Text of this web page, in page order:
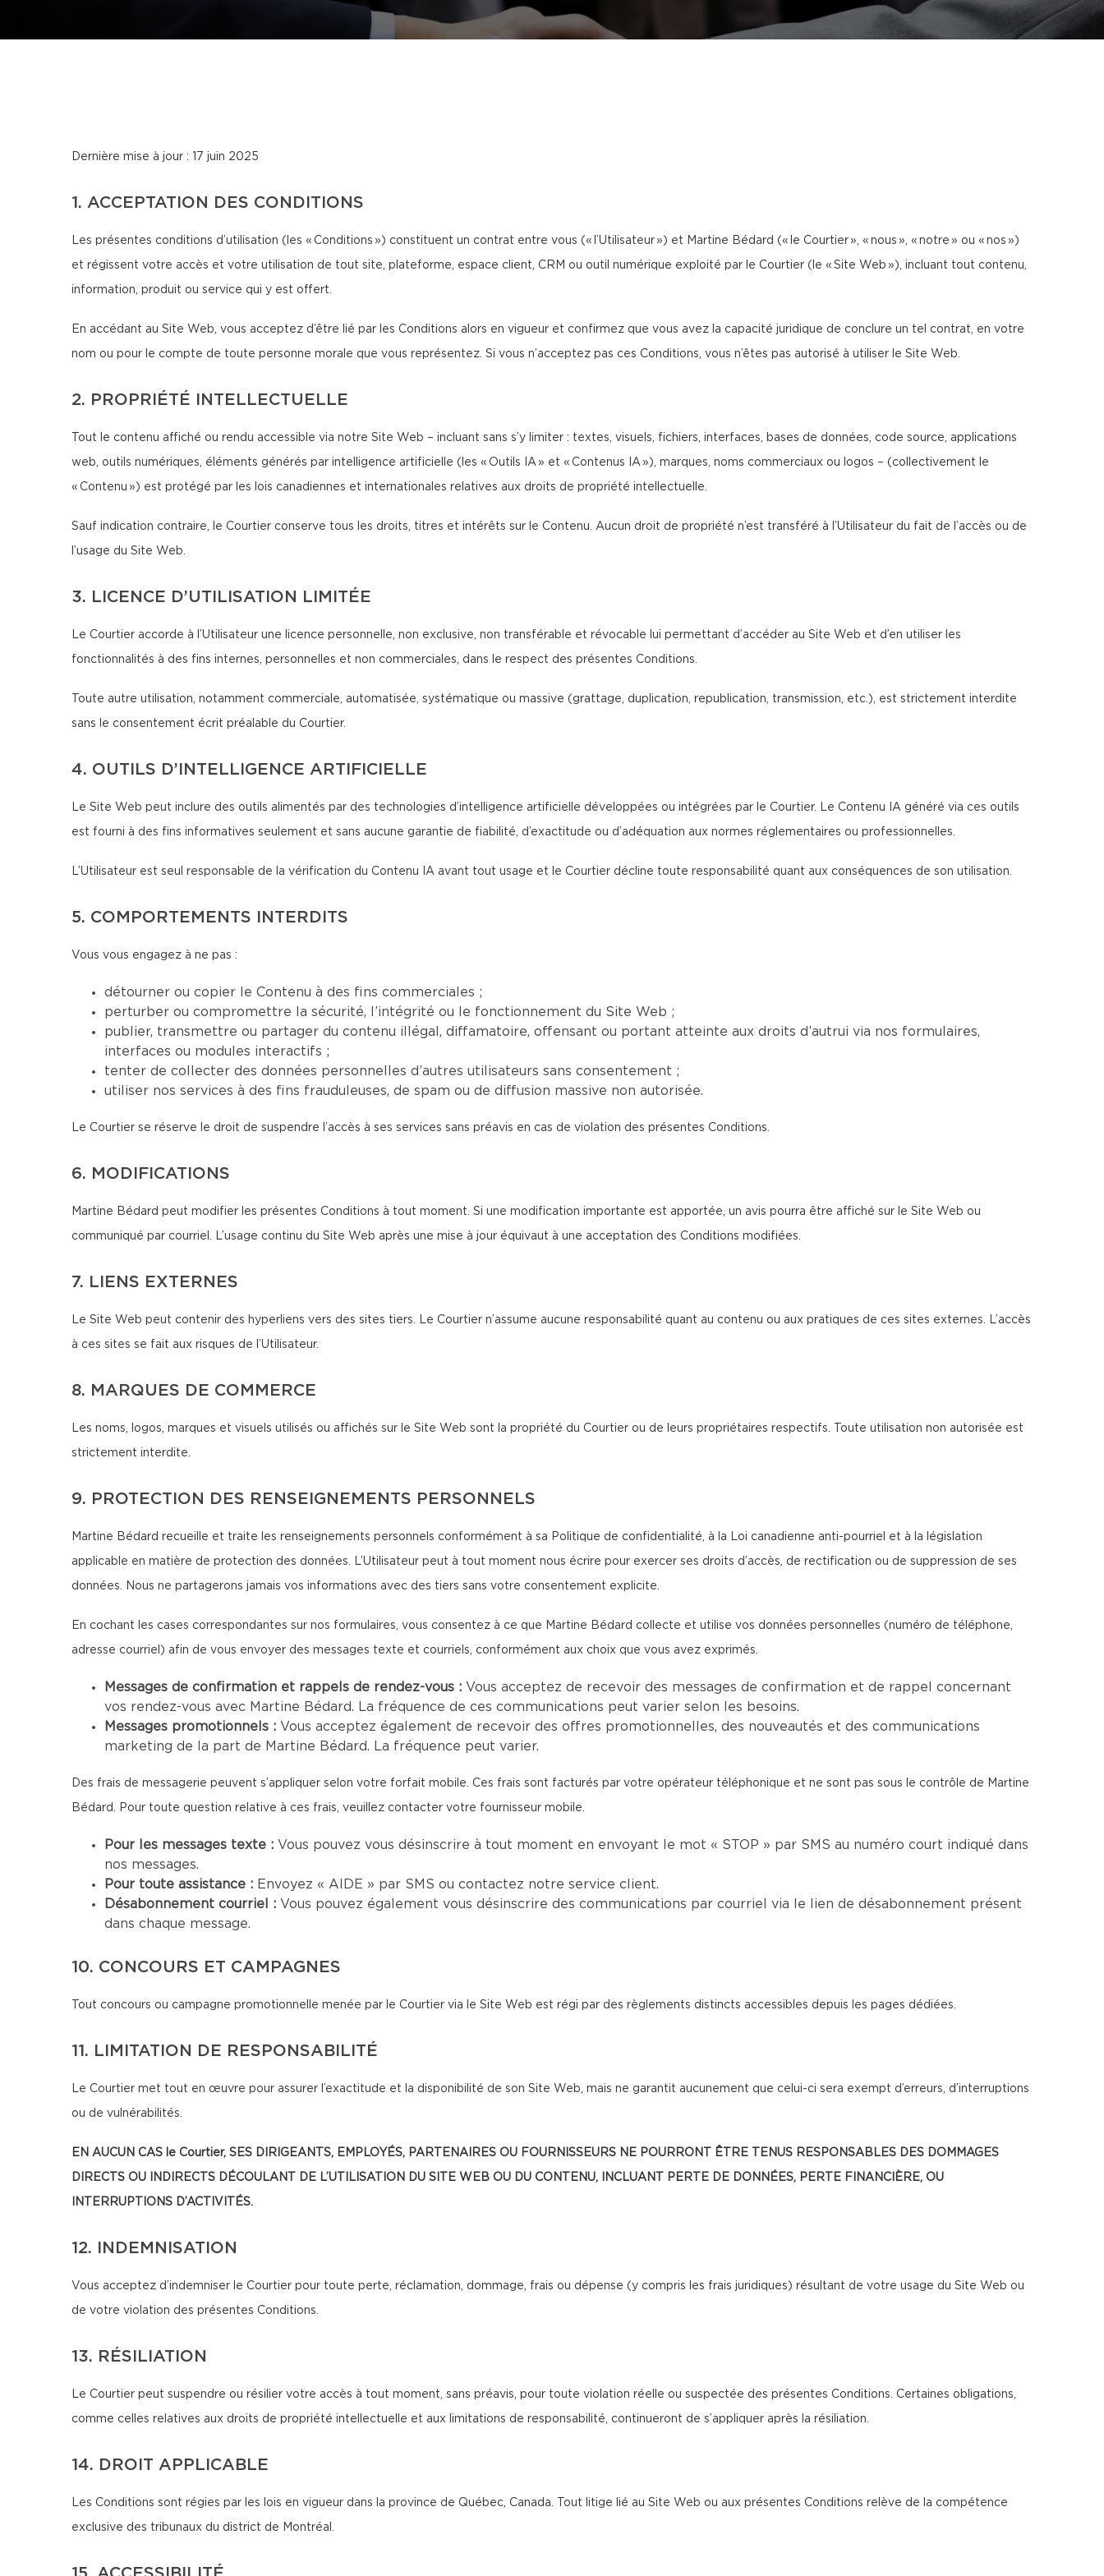
Dernière mise à jour : 17 juin 2025
1. ACCEPTATION DES CONDITIONS
Les présentes conditions d’utilisation (les « Conditions ») constituent un contrat entre vous (« l’Utilisateur ») et Martine Bédard (« le Courtier », « nous », « notre » ou « nos »)
et régissent votre accès et votre utilisation de tout site, plateforme, espace client, CRM ou outil numérique exploité par le Courtier (le « Site Web »), incluant tout contenu,
information, produit ou service qui y est offert.
En accédant au Site Web, vous acceptez d’être lié par les Conditions alors en vigueur et confirmez que vous avez la capacité juridique de conclure un tel contrat, en votre
nom ou pour le compte de toute personne morale que vous représentez. Si vous n’acceptez pas ces Conditions, vous n’êtes pas autorisé à utiliser le Site Web.
2. PROPRIÉTÉ INTELLECTUELLE
Tout le contenu affiché ou rendu accessible via notre Site Web – incluant sans s’y limiter : textes, visuels, fichiers, interfaces, bases de données, code source, applications
web, outils numériques, éléments générés par intelligence artificielle (les « Outils IA » et « Contenus IA »), marques, noms commerciaux ou logos – (collectivement le
« Contenu ») est protégé par les lois canadiennes et internationales relatives aux droits de propriété intellectuelle.
Sauf indication contraire, le Courtier conserve tous les droits, titres et intérêts sur le Contenu. Aucun droit de propriété n’est transféré à l’Utilisateur du fait de l’accès ou de
l’usage du Site Web.
3. LICENCE D’UTILISATION LIMITÉE
Le Courtier accorde à l’Utilisateur une licence personnelle, non exclusive, non transférable et révocable lui permettant d’accéder au Site Web et d’en utiliser les
fonctionnalités à des fins internes, personnelles et non commerciales, dans le respect des présentes Conditions.
Toute autre utilisation, notamment commerciale, automatisée, systématique ou massive (grattage, duplication, republication, transmission, etc.), est strictement interdite
sans le consentement écrit préalable du Courtier.
4. OUTILS D’INTELLIGENCE ARTIFICIELLE
Le Site Web peut inclure des outils alimentés par des technologies d’intelligence artificielle développées ou intégrées par le Courtier. Le Contenu IA généré via ces outils
est fourni à des fins informatives seulement et sans aucune garantie de fiabilité, d’exactitude ou d’adéquation aux normes réglementaires ou professionnelles.
L’Utilisateur est seul responsable de la vérification du Contenu IA avant tout usage et le Courtier décline toute responsabilité quant aux conséquences de son utilisation.
5. COMPORTEMENTS INTERDITS
Vous vous engagez à ne pas :
détourner ou copier le Contenu à des fins commerciales ;
perturber ou compromettre la sécurité, l’intégrité ou le fonctionnement du Site Web ;
publier, transmettre ou partager du contenu illégal, diffamatoire, offensant ou portant atteinte aux droits d’autrui via nos formulaires,
interfaces ou modules interactifs ;
tenter de collecter des données personnelles d’autres utilisateurs sans consentement ;
utiliser nos services à des fins frauduleuses, de spam ou de diffusion massive non autorisée.
Le Courtier se réserve le droit de suspendre l’accès à ses services sans préavis en cas de violation des présentes Conditions.
6. MODIFICATIONS
Martine Bédard peut modifier les présentes Conditions à tout moment. Si une modification importante est apportée, un avis pourra être affiché sur le Site Web ou
communiqué par courriel. L’usage continu du Site Web après une mise à jour équivaut à une acceptation des Conditions modifiées.
7. LIENS EXTERNES
Le Site Web peut contenir des hyperliens vers des sites tiers. Le Courtier n’assume aucune responsabilité quant au contenu ou aux pratiques de ces sites externes. L’accès
à ces sites se fait aux risques de l’Utilisateur.
8. MARQUES DE COMMERCE
Les noms, logos, marques et visuels utilisés ou affichés sur le Site Web sont la propriété du Courtier ou de leurs propriétaires respectifs. Toute utilisation non autorisée est
strictement interdite.
9. PROTECTION DES RENSEIGNEMENTS PERSONNELS
Martine Bédard recueille et traite les renseignements personnels conformément à sa Politique de confidentialité, à la Loi canadienne anti-pourriel et à la législation
applicable en matière de protection des données. L’Utilisateur peut à tout moment nous écrire pour exercer ses droits d’accès, de rectification ou de suppression de ses
données. Nous ne partagerons jamais vos informations avec des tiers sans votre consentement explicite.
En cochant les cases correspondantes sur nos formulaires, vous consentez à ce que Martine Bédard collecte et utilise vos données personnelles (numéro de téléphone,
adresse courriel) afin de vous envoyer des messages texte et courriels, conformément aux choix que vous avez exprimés.
Messages de confirmation et rappels de rendez-vous : Vous acceptez de recevoir des messages de confirmation et de rappel concernant
vos rendez-vous avec Martine Bédard. La fréquence de ces communications peut varier selon les besoins.
Messages promotionnels : Vous acceptez également de recevoir des offres promotionnelles, des nouveautés et des communications
marketing de la part de Martine Bédard. La fréquence peut varier.
Des frais de messagerie peuvent s’appliquer selon votre forfait mobile. Ces frais sont facturés par votre opérateur téléphonique et ne sont pas sous le contrôle de Martine
Bédard. Pour toute question relative à ces frais, veuillez contacter votre fournisseur mobile.
Pour les messages texte : Vous pouvez vous désinscrire à tout moment en envoyant le mot « STOP » par SMS au numéro court indiqué dans
nos messages.
Pour toute assistance : Envoyez « AIDE » par SMS ou contactez notre service client.
Désabonnement courriel : Vous pouvez également vous désinscrire des communications par courriel via le lien de désabonnement présent
dans chaque message.
10. CONCOURS ET CAMPAGNES
Tout concours ou campagne promotionnelle menée par le Courtier via le Site Web est régi par des règlements distincts accessibles depuis les pages dédiées.
11. LIMITATION DE RESPONSABILITÉ
Le Courtier met tout en œuvre pour assurer l’exactitude et la disponibilité de son Site Web, mais ne garantit aucunement que celui-ci sera exempt d’erreurs, d’interruptions
ou de vulnérabilités.
EN AUCUN CAS le Courtier, SES DIRIGEANTS, EMPLOYÉS, PARTENAIRES OU FOURNISSEURS NE POURRONT ÊTRE TENUS RESPONSABLES DES DOMMAGES
DIRECTS OU INDIRECTS DÉCOULANT DE L’UTILISATION DU SITE WEB OU DU CONTENU, INCLUANT PERTE DE DONNÉES, PERTE FINANCIÈRE, OU
INTERRUPTIONS D’ACTIVITÉS.
12. INDEMNISATION
Vous acceptez d’indemniser le Courtier pour toute perte, réclamation, dommage, frais ou dépense (y compris les frais juridiques) résultant de votre usage du Site Web ou
de votre violation des présentes Conditions.
13. RÉSILIATION
Le Courtier peut suspendre ou résilier votre accès à tout moment, sans préavis, pour toute violation réelle ou suspectée des présentes Conditions. Certaines obligations,
comme celles relatives aux droits de propriété intellectuelle et aux limitations de responsabilité, continueront de s’appliquer après la résiliation.
14. DROIT APPLICABLE
Les Conditions sont régies par les lois en vigueur dans la province de Québec, Canada. Tout litige lié au Site Web ou aux présentes Conditions relève de la compétence
exclusive des tribunaux du district de Montréal.